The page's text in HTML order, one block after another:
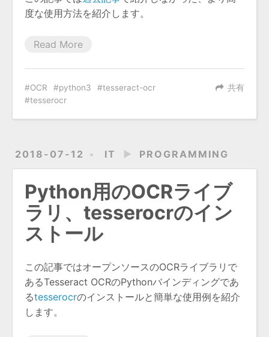
度な使用方法を紹介します。
Read More
共有
OCR python3
tesseract-ocr
tesserocr
2018-07-12 IT ► PROGRAMMING
Python用のOCRライブ
ラリ、tesserocrのイン
ストール
この記事ではオープンソースのOCRライブラリで
あるTesseract OCRのPythonバインディングであ
るtesserocrのインストールと簡単な使用例を紹介
します。